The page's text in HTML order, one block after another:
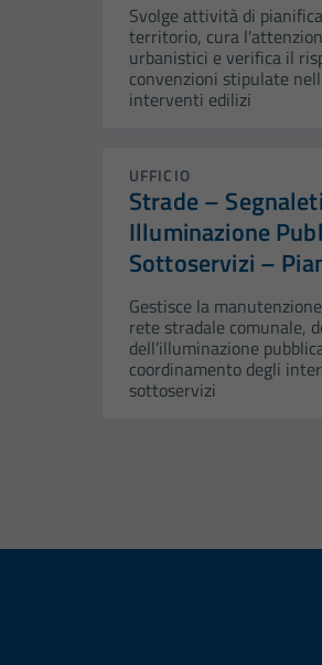
Svolge attività di
territorio, cura
urbanistici e verifica il
convenzioni stipulate
interventi edilizi
UFFICIO
Strade –
Illuminazione
Sottoservizi –
Gestisce la
rete stradale comunale,
dell’illuminazione
coordinamento degli
sottoservizi